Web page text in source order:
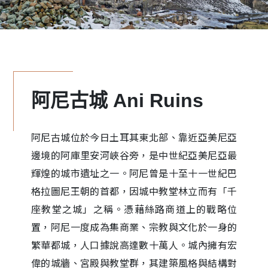
阿尼古城 Ani Ruins
阿尼古城位於今日土耳其東北部、靠近亞美尼亞
邊境的阿庫里安河峽谷旁，是中世紀亞美尼亞最
輝煌的城市遺址之一。阿尼曾是十至十一世紀巴
格拉圖尼王朝的首都，因城中教堂林立而有「千
座教堂之城」之稱。憑藉絲路商道上的戰略位
置，阿尼一度成為集商業、宗教與文化於一身的
繁華都城，人口據說高達數十萬人。城內擁有宏
偉的城牆、宮殿與教堂群，其建築風格與結構對